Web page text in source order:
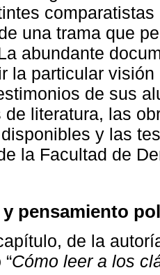
una trama que
abundante
la particular
de sus
de literatura, las
y las
la Facultad de
pensamiento
de la
Cómo leer a los